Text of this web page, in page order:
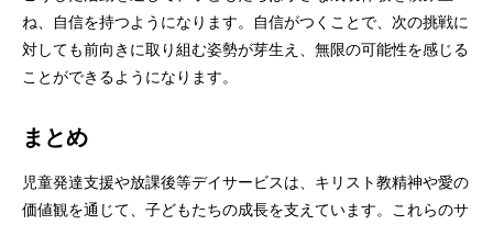
ね、自信を持つようになります。自信がつくことで、次の挑戦に
対しても前向きに取り組む姿勢が芽生え、無限の可能性を感じる
ことができるようになります。
まとめ
児童発達支援や放課後等デイサービスは、キリスト教精神や愛の
価値観を通じて、子どもたちの成長を支えています。これらのサ